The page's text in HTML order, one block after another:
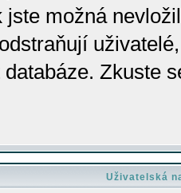
jste možná
Zkuste
Uživatelská